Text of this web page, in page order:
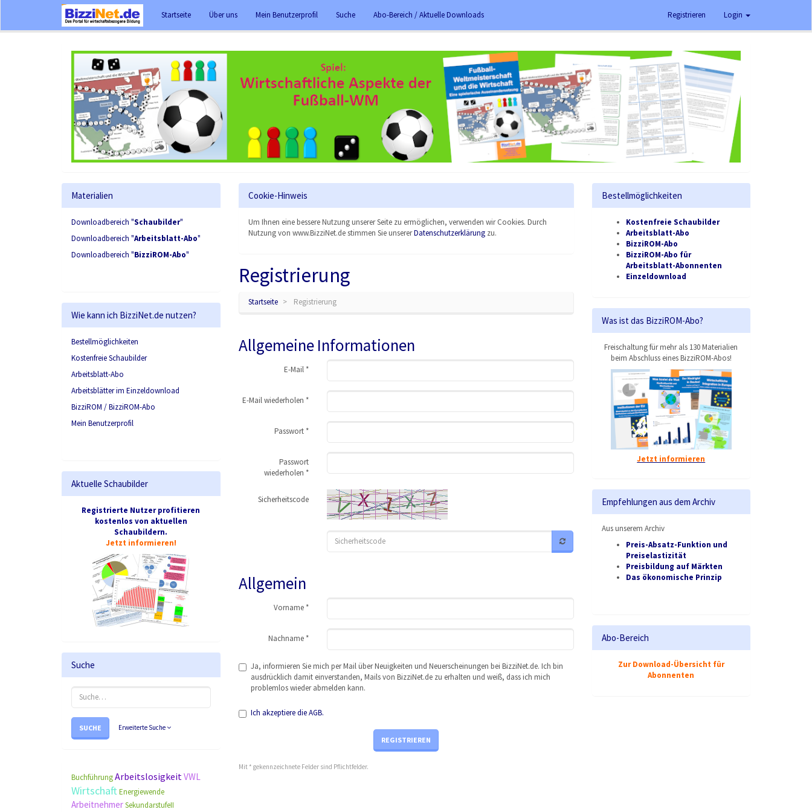
Startseite Über uns Mein Benutzerprofil Suche Abo-Bereich / Aktuelle Downloads Registrieren Login
Materialien
Downloadbereich "Schaubilder"
Downloadbereich "Arbeitsblatt-Abo"
Downloadbereich "BizziROM-Abo"
Wie kann ich BizziNet.de nutzen?
Bestellmöglichkeiten
Kostenfreie Schaubilder
Arbeitsblatt-Abo
Arbeitsblätter im Einzeldownload
BizziROM / BizziROM-Abo
Mein Benutzerprofil
Aktuelle Schaubilder
Registrierte Nutzer profitieren
kostenlos von aktuellen
Schaubildern.
Jetzt informieren!
Suche
SUCHE Erweiterte Suche
BuchführungArbeitslosigkeit VWL
WirtschaftEnergiewende
ArbeitnehmerSekundarstufeII
Cookie-Hinweis
Um Ihnen eine bessere Nutzung unserer Seite zu ermöglichen, verwenden wir Cookies. Durch
Nutzung von www.BizziNet.de stimmen Sie unsererDatenschutzerklärungzu.
Registrierung
Startseite Registrierung
Allgemeine Informationen
E-Mail *
E-Mail wiederholen *
Passwort *
Passwort
wiederholen *
Sicherheitscode
Allgemein
Vorname *
Nachname *
Ja, informieren Sie mich per Mail über Neuigkeiten und Neuerscheinungen bei BizziNet.de. Ich bin
ausdrücklich damit einverstanden, Mails von BizziNet.de zu erhalten und weiß, dass ich mich
problemlos wieder abmelden kann.
Ich akzeptiere die AGB.
REGISTRIEREN
Mit * gekennzeichnete Felder sind Pflichtfelder.
Bestellmöglichkeiten
Kostenfreie Schaubilder
Arbeitsblatt-Abo
BizziROM-Abo
BizziROM-Abo für
Arbeitsblatt-Abonnenten
Einzeldownload
Was ist das BizziROM-Abo?
Freischaltung für mehr als 130 Materialien
beim Abschluss eines BizziROM-Abos!
Jetzt informieren
Empfehlungen aus dem Archiv
Aus unserem Archiv
Preis-Absatz-Funktion und
Preiselastizität
Preisbildung auf Märkten
Das ökonomische Prinzip
Abo-Bereich
Zur Download-Übersicht für
Abonnenten